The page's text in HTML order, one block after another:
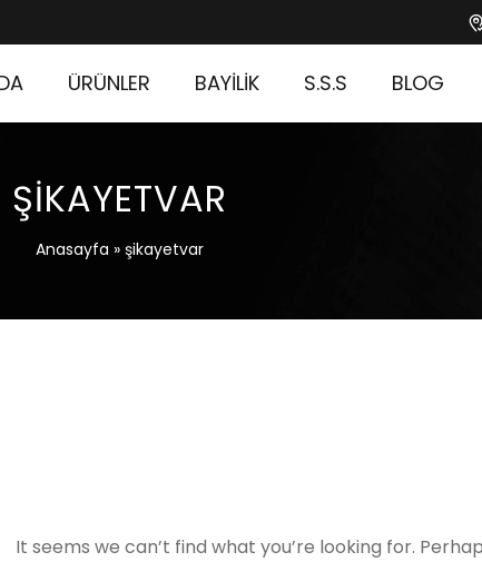
ÜRÜNLER BAYİLİK S.S.S BLOG
ŞIKAYETVAR
Anasayfa » şikayetvar
It seems we can’t find what you’re looking for.